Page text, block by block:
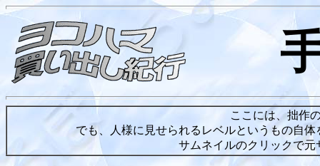
ここには、拙作
でも、人様に見せられるレベルというもの自
サムネイルのクリックで